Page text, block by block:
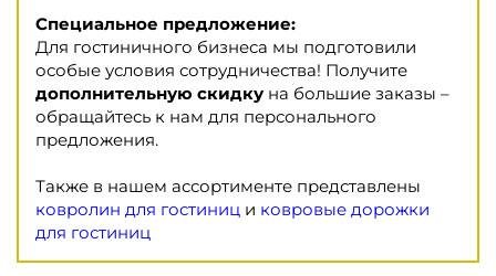
Специальное предложение:
Для гостиничного бизнеса мы подготовили
особые условия сотрудничества! Получите
дополнительную скидку на большие заказы –
обращайтесь к нам для персонального
предложения.
Также в нашем ассортименте представлены
ковролин для гостиниц и ковровые дорожки
для гостиниц